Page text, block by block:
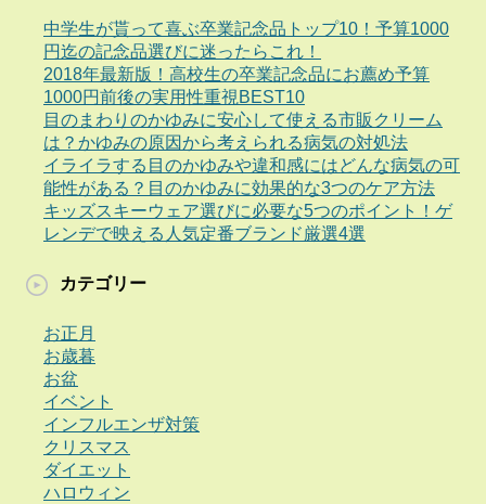
中学生が貰って喜ぶ卒業記念品トップ10！予算1000
円迄の記念品選びに迷ったらこれ！
2018年最新版！高校生の卒業記念品にお薦め予算
1000円前後の実用性重視BEST10
目のまわりのかゆみに安心して使える市販クリーム
は？かゆみの原因から考えられる病気の対処法
イライラする目のかゆみや違和感にはどんな病気の可
能性がある？目のかゆみに効果的な3つのケア方法
キッズスキーウェア選びに必要な5つのポイント！ゲ
レンデで映える人気定番ブランド厳選4選
カテゴリー
お正月
お歳暮
お盆
イベント
インフルエンザ対策
クリスマス
ダイエット
ハロウィン